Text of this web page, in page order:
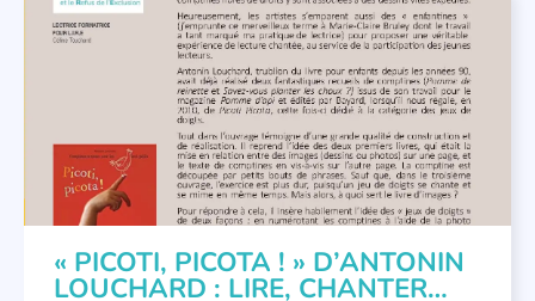
LITTÉRATURE JEUNESSE , NOUS AVONS PUBLIÉ
« PICOTI, PICOTA ! » D’ANTONIN
LOUCHARD : LIRE, CHANTER…